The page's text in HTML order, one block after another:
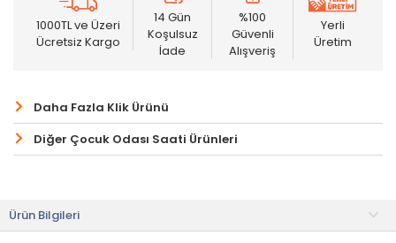
1000TL ve Üzeri
Ücretsiz Kargo
14 Gün
Koşulsuz
İade
%100
Güvenli
Alışveriş
Yerli
Üretim
Daha Fazla Klik Ürünü
Diğer Çocuk Odası Saati Ürünleri
Ürün Bilgileri